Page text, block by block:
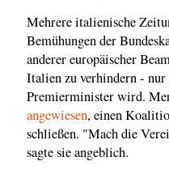
Mehrere italienische
Bemühungen der
anderer europäischer
Italien zu verhindern -
Premierminister wird.
angewiesen, einen
schließen. "Mach die
sagte sie angeblich.